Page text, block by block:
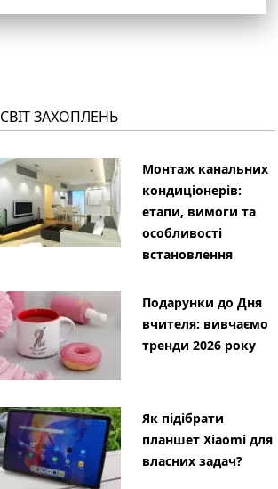
СВІТ ЗАХОПЛЕНЬ
Монтаж канальних
кондиціонерів:
етапи, вимоги та
особливості
встановлення
Подарунки до Дня
вчителя: вивчаємо
тренди 2026 року
Як підібрати
планшет Xiaomi для
власних задач?